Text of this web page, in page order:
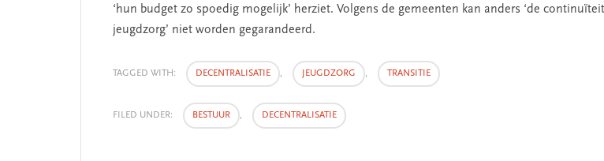
‘hun budget zo spoedig mogelijk’ herziet. Volgens de gemeenten kan anders ‘de
jeugdzorg’ niet worden gegarandeerd.
TAGGED WITH: DECENTRALISATIE , JEUGDZORG , TRANSITIE
FILED UNDER: BESTUUR , DECENTRALISATIE
SEGMENT